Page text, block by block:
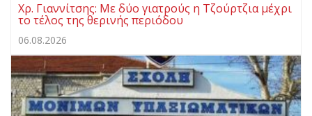
Χρ. Γιαννίτσης: Με δύο γιατρούς η Τζούρτζια μέχρι
το τέλος της θερινής περιόδου
06.08.2026